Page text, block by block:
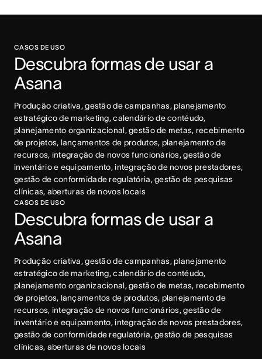
CASOS DE USO
Descubra formas de usar a
Asana
Produção criativa, gestão de campanhas, planejamento
estratégico de marketing, calendário de contéudo,
planejamento organizacional, gestão de metas, recebimento
de projetos, lançamentos de produtos, planejamento de
recursos, integração de novos funcionários, gestão de
inventário e equipamento, integração de novos prestadores,
gestão de conformidade regulatória, gestão de pesquisas
clínicas, aberturas de novos locais
CASOS DE USO
Descubra formas de usar a
Asana
Produção criativa, gestão de campanhas, planejamento
estratégico de marketing, calendário de contéudo,
planejamento organizacional, gestão de metas, recebimento
de projetos, lançamentos de produtos, planejamento de
recursos, integração de novos funcionários, gestão de
inventário e equipamento, integração de novos prestadores,
gestão de conformidade regulatória, gestão de pesquisas
clínicas, aberturas de novos locais